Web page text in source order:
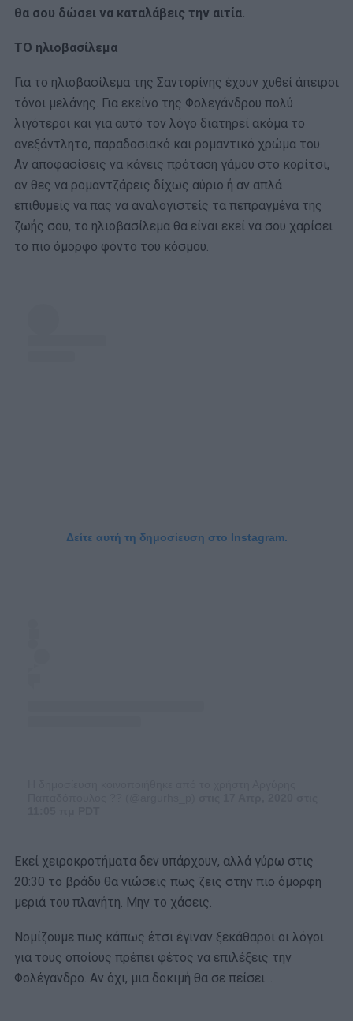
θα σου δώσει να καταλάβεις την αιτία.
ΤΟ ηλιοβασίλεμα
Για το ηλιοβασίλεμα της Σαντορίνης έχουν χυθεί άπειροι
τόνοι μελάνης. Για εκείνο της Φολεγάνδρου πολύ
λιγότεροι και για αυτό τον λόγο διατηρεί ακόμα το
ανεξάντλητο, παραδοσιακό και ρομαντικό χρώμα του.
Αν αποφασίσεις να κάνεις πρόταση γάμου στο κορίτσι,
αν θες να ρομαντζάρεις δίχως αύριο ή αν απλά
επιθυμείς να πας να αναλογιστείς τα πεπραγμένα της
ζωής σου, το ηλιοβασίλεμα θα είναι εκεί να σου χαρίσει
το πιο όμορφο φόντο του κόσμου.
Δείτε αυτή τη δημοσίευση στο Instagram.
Εκεί χειροκροτήματα δεν υπάρχουν, αλλά γύρω στις
20:30 το βράδυ θα νιώσεις πως ζεις στην πιο όμορφη
μεριά του πλανήτη. Μην το χάσεις.
Νομίζουμε πως κάπως έτσι έγιναν ξεκάθαροι οι λόγοι
για τους οποίους πρέπει φέτος να επιλέξεις την
Φολέγανδρο. Αν όχι, μια δοκιμή θα σε πείσει…